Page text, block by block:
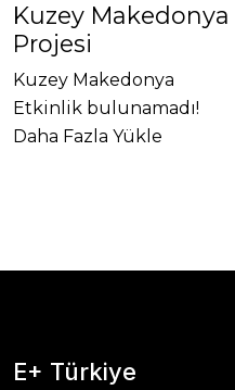
Kuzey Makedonya
Projesi
Kuzey Makedonya
Etkinlik bulunamadı!
Daha Fazla Yükle
E+ Türkiye